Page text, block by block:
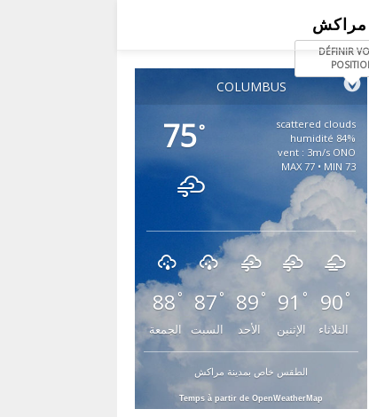
مراكش
COLUMBUS
DÉFINIR
75°
scattered clouds
84% humidité
vent : 3m/s ONO
MAX 77 • MIN 73
88 °
الجمعة
87 °
السبت
89 °
الأحد
91 °
الإثنين
90 °
الثلاثاء
الطقس خاص بمدينة مراكش
Temps à partir de OpenWeatherMap